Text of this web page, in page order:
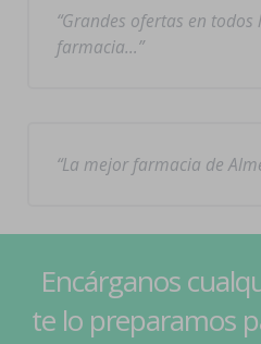
Grandes ofertas en todos
farmacia…
La mejor farmacia de
Encárganos
te lo preparamos